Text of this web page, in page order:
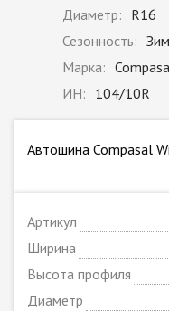
Диаметр: R16
Сезонность:
Марка:
ИН: 104/10R
Автошина Compasal
Артикул
Ширина
Высота профиля
Диаметр